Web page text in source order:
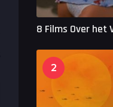
8 Films Over het
2